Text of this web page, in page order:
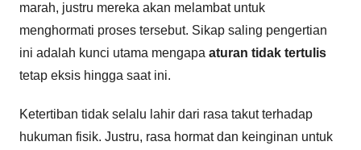
marah, justru mereka akan melambat untuk
menghormati proses tersebut. Sikap saling pengertian
ini adalah kunci utama mengapa aturan tidak tertulis
tetap eksis hingga saat ini.
Ketertiban tidak selalu lahir dari rasa takut terhadap
hukuman fisik. Justru, rasa hormat dan keinginan untuk